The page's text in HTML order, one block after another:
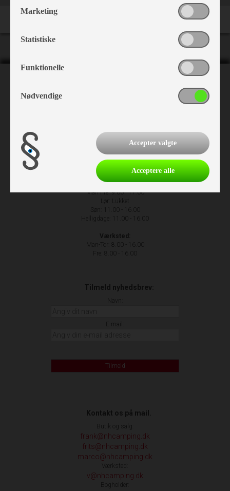
Åbningstider
Man-Fre: 9.00 - 17.00
Lør: Lukket
Søn: 11.00 - 16.00
Helligdage: 11.00 - 16.00
Værksted:
Man-Tor: 8.00 - 16.00
Fre: 8.00 - 16.00
Tilmeld nyhedsbrev:
Navn:
E-mail:
Tilmeld
Kontakt os på mail.
Butik og salg:
frank@nhcamping.dk
frits@nhcamping.dk
marco@nhcamping.dk
Værksted:
v@nhcamping.dk
Bogholder:
Marketing
Statistiske
Funktionelle
Nødvendige
Accepter valgte
Acceptere alle